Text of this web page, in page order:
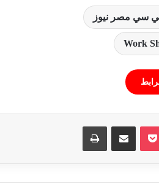
استقرار سعر الدولار أمام الجنيه المصري
اليوم السبت 1 أغسطس 2026
استقرار أسعار الذهب اليوم السبت
1/8/2026 بمستهل التعاملات
يفتتحان دورة جديدة من معرض “صنع في
سعر الدولار الأمريكي والعملات الأجنبية